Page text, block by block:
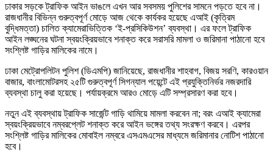
ঢাকার সড়কে ট্রাফিক আইন ভাঙলে এখন আর সবসময় পুলিশের সামনে পড়তে হবে না।
রাজধানীর বিভিন্ন গুরুত্বপূর্ণ মোড়ে আজ থেকে কার্যকর হয়েছে এআই (কৃত্রিম
বুদ্ধিমত্তা) চালিত ক্যামেরাভিত্তিক ‘ই-প্রসিকিউশন’ ব্যবস্থা। এর ফলে ট্রাফিক
আইন লঙ্ঘনের ঘটনা স্বয়ংক্রিয়ভাবে শনাক্ত করে সরাসরি মামলা ও জরিমানা পাঠানো হবে
সংশ্লিষ্ট গাড়ির মালিকের নামে।
ঢাকা মেট্রোপলিটন পুলিশ (ডিএমপি) জানিয়েছে, রাজধানীর শাহবাগ, বিজয় সরণি, কারওয়ান
বাজার, বাংলামোটরসহ ২৫টি গুরুত্বপূর্ণ সিগন্যাল পয়েন্টে এই প্রযুক্তিনির্ভর নজরদারি
ব্যবস্থা চালু করা হয়েছে। পর্যায়ক্রমে আরও মোড়ে এটি সম্প্রসারণ করা হবে।
নতুন এই ব্যবস্থায় ট্রাফিক সার্জেন্ট গাড়ি থামিয়ে মামলা করবেন না; বরং এআই ক্যামেরা
স্বয়ংক্রিয়ভাবে নম্বরপ্লেট শনাক্ত করে আইন ভঙ্গের তথ্য সংরক্ষণ করবে। এরপর
সংশ্লিষ্ট গাড়ির মালিকের মোবাইল নম্বরে এসএমএসের মাধ্যমে জরিমানার নোটিশ পাঠানো
হবে।